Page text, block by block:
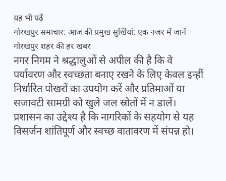
यह भी पढ़ें
गोरखपुर समाचार: आज की प्रमुख सुर्खियां: एक नजर में जानें
गोरखपुर शहर की हर खबर
नगर निगम ने श्रद्धालुओं से अपील की है कि वे
पर्यावरण और स्वच्छता बनाए रखने के लिए केवल इन्हीं
निर्धारित पोखरों का उपयोग करें और प्रतिमाओं या
सजावटी सामग्री को खुले जल स्रोतों में न डालें।
प्रशासन का उद्देश्य है कि नागरिकों के सहयोग से यह
विसर्जन शांतिपूर्ण और स्वच्छ वातावरण में संपन्न हो।